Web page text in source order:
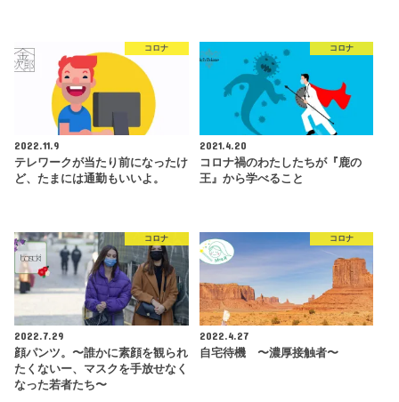
コロナ
2022.11.9
テレワークが当たり前になったけ
ど、たまには通勤もいいよ。
コロナ
2021.4.20
コロナ禍のわたしたちが『鹿の
王』から学べること
コロナ
2022.7.29
顔パンツ。〜誰かに素顔を観られ
たくないー、マスクを手放せなく
なった若者たち〜
コロナ
2022.4.27
自宅待機 〜濃厚接触者〜